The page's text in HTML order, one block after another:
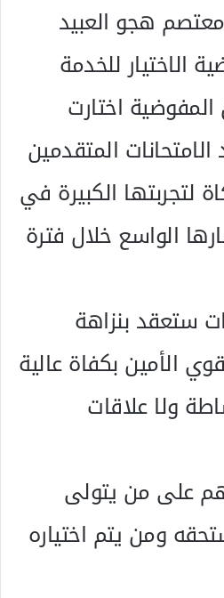
هجو العبيد
الاختيار للخدمة
المفوضية اختارت
المتقدمين
لتجربتها الكبيرة في
الواسع خلال فترة
ستعقد بنزاهة
الأمين بكفاة عالية
ولا علاقات
على من يتولى
ومن يتم اختياره